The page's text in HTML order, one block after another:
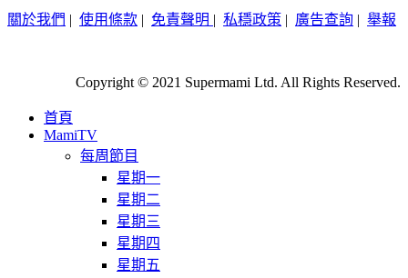
關於我們 | 使用條款 | 免責聲明 | 私穩政策 | 廣告查詢 | 舉報
Copyright © 2021 Supermami Ltd. All Rights Reserved.
首頁
MamiTV
每周節目
星期一
星期二
星期三
星期四
星期五